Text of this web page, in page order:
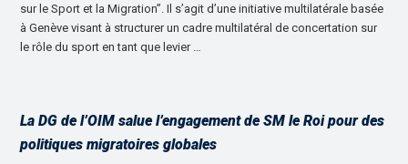
sur le Sport et la Migration”. Il s’agit d’une initiative multilatérale basée
à Genève visant à structurer un cadre multilatéral de concertation sur
le rôle du sport en tant que levier …
La DG de l’OIM salue l’engagement de SM le Roi pour des
politiques migratoires globales